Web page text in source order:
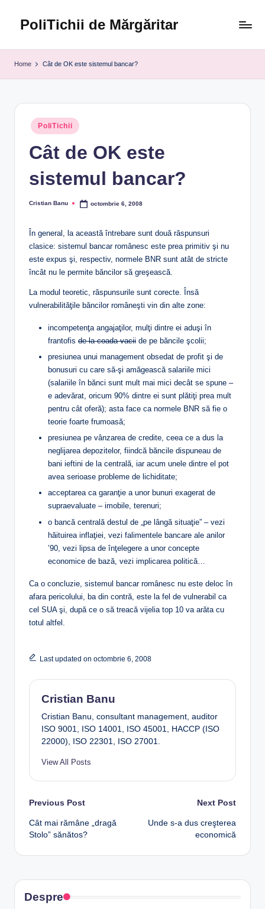
PoliTichii de Mărgăritar
Home Cât de OK este sistemul bancar?
Posted
in
PoliTichii
Cât de OK este
sistemul bancar?
Posted
Cristian Banu octombrie 6, 2008
În general, la această întrebare sunt două răspunsuri
clasice: sistemul bancar românesc este prea primitiv şi nu
este expus şi, respectiv, normele BNR sunt atât de stricte
încât nu le permite băncilor să greşească.
La modul teoretic, răspunsurile sunt corecte. Însă
vulnerabilităţile băncilor româneşti vin din alte zone:
incompetenţa angajaţilor, mulţi dintre ei aduşi în
frantofis de la coada vacii de pe băncile şcolii;
presiunea unui management obsedat de profit şi de
bonusuri cu care să-şi amăgească salariile mici
(salariile în bănci sunt mult mai mici decât se spune –
e adevărat, oricum 90% dintre ei sunt plătiţi prea mult
pentru cât oferă); asta face ca normele BNR să fie o
teorie foarte frumoasă;
presiunea pe vânzarea de credite, ceea ce a dus la
neglijarea depozitelor, fiindcă băncile dispuneau de
bani ieftini de la centrală, iar acum unele dintre el pot
avea serioase probleme de lichiditate;
acceptarea ca garanţie a unor bunuri exagerat de
supraevaluate – imobile, terenuri;
o bancă centrală destul de „pe lângă situaţie” – vezi
hăituirea inflaţiei, vezi falimentele bancare ale anilor
’90, vezi lipsa de înţelegere a unor concepte
economice de bază, vezi implicarea politică…
Ca o concluzie, sistemul bancar românesc nu este deloc în
afara pericolului, ba din contră, este la fel de vulnerabil ca
cel SUA şi, după ce o să treacă vijelia top 10 va arăta cu
totul altfel.
Last updated on octombrie 6, 2008
Cristian Banu
Cristian Banu, consultant management, auditor
ISO 9001, ISO 14001, ISO 45001, HACCP (ISO
22000), ISO 22301, ISO 27001.
View All Posts
Post
navigation
Previous Post
Cât mai rămâne „dragă
Stolo” sănătos?
Next Post
Unde s-a dus creşterea
economică
Despre